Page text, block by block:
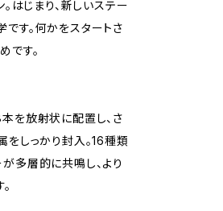
。はじまり、新しいステー
す。何かをスタートさ
です。
を放射状に配置し、さ
をしっかり封入。16種類
多層的に共鳴し、より